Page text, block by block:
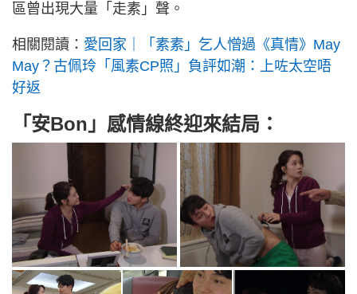
區曾出現大量「走素」聲。
相關閱讀： 愛回家｜「素素」乞人憎過《真情》May
May？古佩玲「風素CP照」負評如潮：上咗太空唔
好返
「安Bon」感情線終迎來結局：